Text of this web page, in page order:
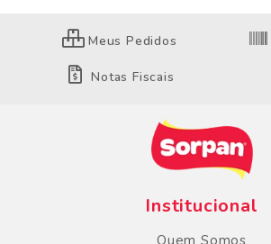
Meus Pedidos
Notas Fiscais
Institucional